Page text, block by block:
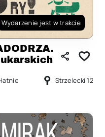
Wydarzenie jest w trakcie
Strzelecki 12